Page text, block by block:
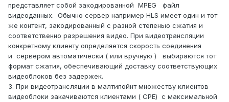
представляет собой закодированной MPEG файл
видеоданных. Обычно сервер например HLS имеет один и тот
же контент, закодированный с разной степенью сжатия и
соответственно разрешения видео. При видеотрансляции
конкретному клиенту определяется скорость соединения
и сервером автоматически ( или вручную ) выбираются тот
формат сжатия, обеспечивающий доставку соответствующих
видеоблоков без задержек.
3. При видеотрансляции в малтипойнт множеству клиентов
видеоблоки закачиваются клиентами ( CPE) с максимальной